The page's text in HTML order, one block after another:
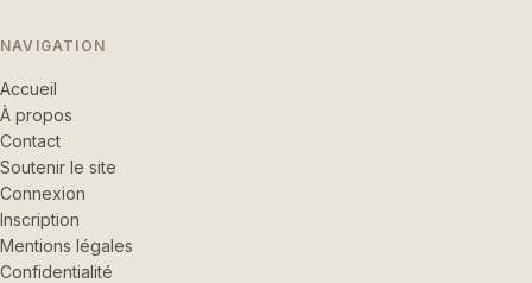
NAVIGATION
Accueil
À propos
Contact
Soutenir le site
Connexion
Inscription
Mentions légales
Confidentialité